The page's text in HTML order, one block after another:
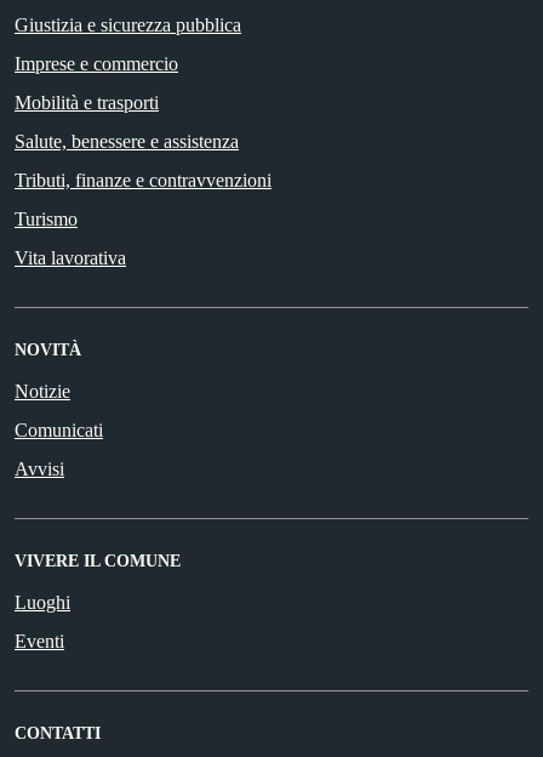
Giustizia e sicurezza pubblica
Imprese e commercio
Mobilità e trasporti
Salute, benessere e assistenza
Tributi, finanze e contravvenzioni
Turismo
Vita lavorativa
NOVITÀ
Notizie
Comunicati
Avvisi
VIVERE IL COMUNE
Luoghi
Eventi
CONTATTI